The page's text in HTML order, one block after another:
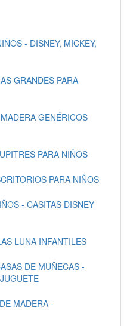
- DISNEY, MICKEY,
GRANDES PARA
GENÉRICOS
PARA NIÑOS
PARA NIÑOS
- CASITAS DISNEY
LUNA INFANTILES
DE MUÑECAS -
MADERA -